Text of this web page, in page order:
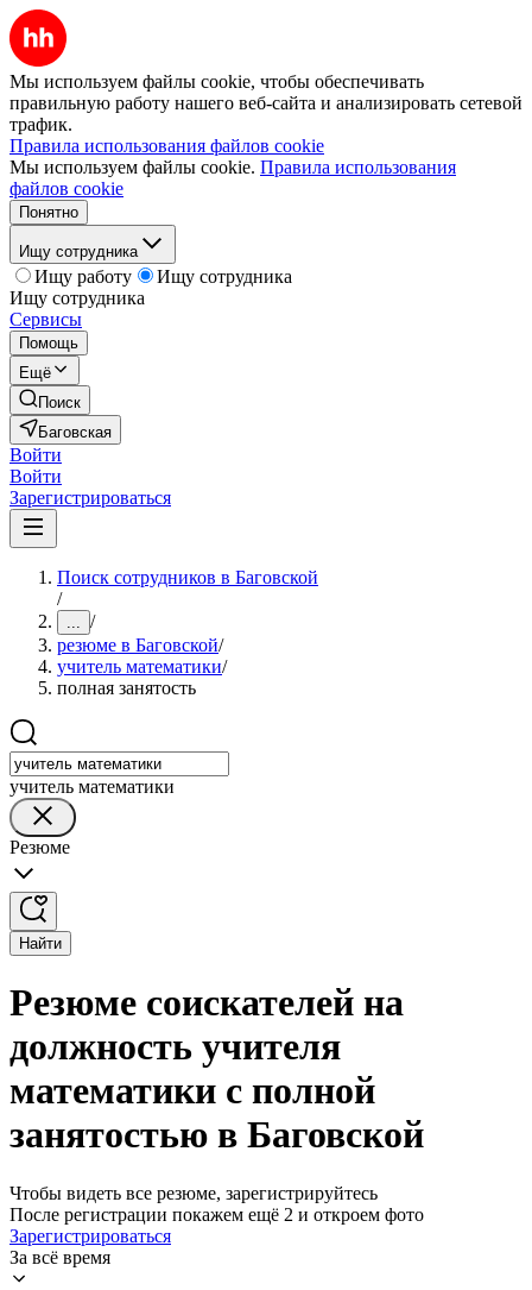
Мы используем файлы cookie, чтобы обеспечивать
правильную работу нашего веб-сайта и анализировать сетевой
трафик.
Правила использования файлов cookie
Мы используем файлы cookie. Правила использования
файлов cookie
Понятно
Ищу сотрудника
Ищу работу
Ищу сотрудника
Ищу сотрудника
Сервисы
Помощь
Ещё
Поиск
Баговская
Войти
Войти
Зарегистрироваться
Поиск сотрудников в Баговской
/
... /
резюме в Баговской/
учитель математики/
полная занятость
учитель математики
Резюме
Найти
Резюме соискателей на
должность учителя
математики с полной
занятостью в Баговской
Чтобы видеть все резюме, зарегистрируйтесь
После регистрации покажем ещё 2 и откроем фото
Зарегистрироваться
За всё время